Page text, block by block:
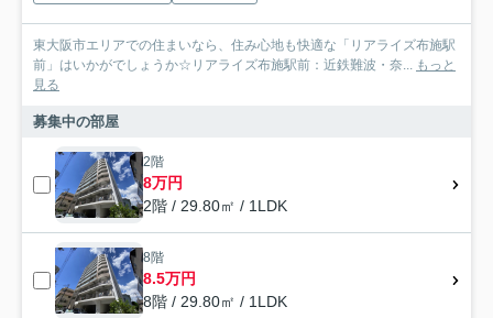
東大阪市エリアでの住まいなら、住み心地も快適な「リアライズ布施駅
前」はいかがでしょうか☆リアライズ布施駅前：近鉄難波・奈... もっと
見る
募集中の部屋
2階
8万円
2階 / 29.80㎡ / 1LDK
8階
8.5万円
8階 / 29.80㎡ / 1LDK